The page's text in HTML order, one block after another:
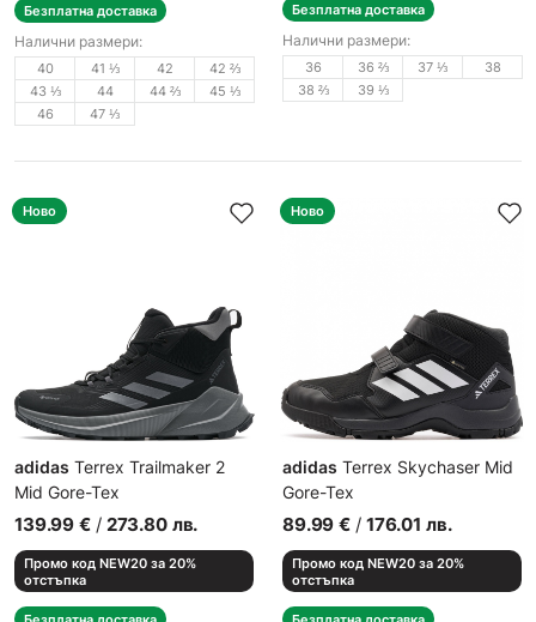
Безплатна доставка
Налични размери:
40 41 ⅓ 42
42 ⅔
43 ⅓
44 44 ⅔
45 ⅓
46
47 ⅓
Безплатна доставка
Налични размери:
36 36 ⅔ 37 ⅓
38
38 ⅔
39 ⅓
Ново
adidas Terrex Trailmaker 2
Mid Gore-Tex
Мъжки спортни обувки
139.99 € / 273.80 лв.
Промо код NEW20 за 20%
отстъпка
Ново
adidas Terrex Skychaser Mid
Gore-Tex
Спортни обувки
89.99 € / 176.01 лв.
Промо код NEW20 за 20%
отстъпка